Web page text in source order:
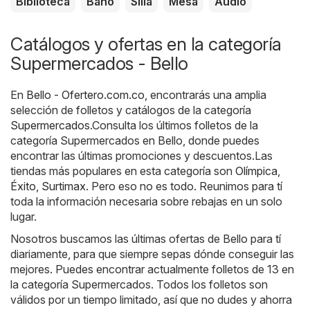
Catálogos y ofertas en la categoría
Supermercados - Bello
En Bello - Ofertero.com.co , encontrarás una amplia
selección de folletos y catálogos de la categoría
Supermercados.Consulta los últimos folletos de la
categoría Supermercados en Bello, donde puedes
encontrar las últimas promociones y descuentos.Las
tiendas más populares en esta categoría son Olímpica
Éxito Surtimax. Pero eso no es todo. Reunimos para tí
toda la información necesaria sobre rebajas en un solo
lugar.
Nosotros buscamos las últimas ofertas de Bello para tí
diariamente, para que siempre sepas dónde conseguir las
mejores. Puedes encontrar actualmente folletos de 13 en
la categoría Supermercados. Todos los folletos son
válidos por un tiempo limitado, así que no dudes y ahorra